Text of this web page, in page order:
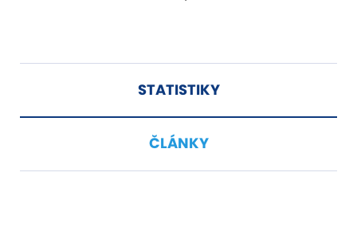
STATISTIKY
ČLÁNKY